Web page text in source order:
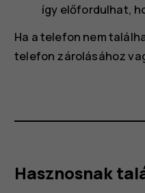
így előfordulhat,
Ha a telefon nem
telefon zárolásához
Hasznosnak